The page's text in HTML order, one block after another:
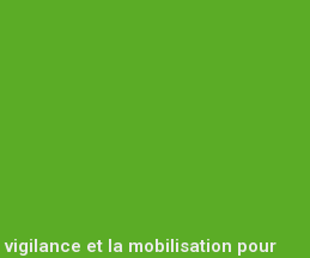
et la mobilisation pour